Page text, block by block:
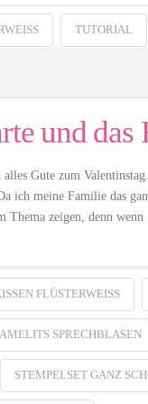
TUTORIAL
und das
Gute zum
ich meine Familie das
Thema zeigen, denn wenn
FLÜSTERWEISS
SPRECHBLASEN
STEMPELSET GANZ